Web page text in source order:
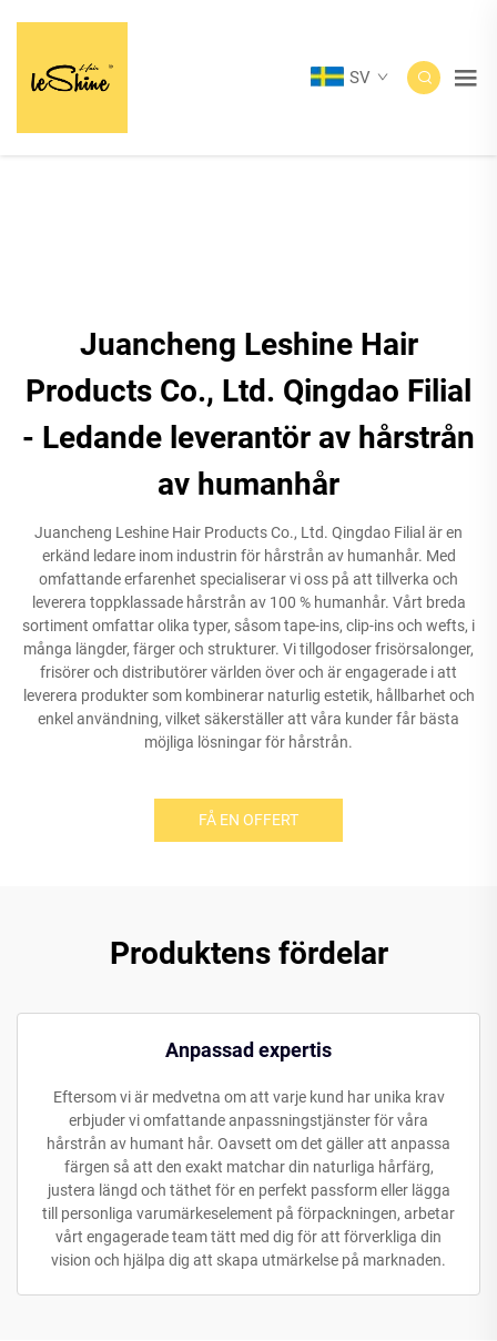
SV
Juancheng Leshine Hair
Products Co., Ltd. Qingdao Filial
- Ledande leverantör av hårstrån
av humanhår
Juancheng Leshine Hair Products Co., Ltd. Qingdao Filial är en
erkänd ledare inom industrin för hårstrån av humanhår. Med
omfattande erfarenhet specialiserar vi oss på att tillverka och
leverera toppklassade hårstrån av 100 % humanhår. Vårt breda
sortiment omfattar olika typer, såsom tape-ins, clip-ins och wefts, i
många längder, färger och strukturer. Vi tillgodoser frisörsalonger,
frisörer och distributörer världen över och är engagerade i att
leverera produkter som kombinerar naturlig estetik, hållbarhet och
enkel användning, vilket säkerställer att våra kunder får bästa
möjliga lösningar för hårstrån.
FÅ EN OFFERT
Produktens fördelar
Anpassad expertis
Eftersom vi är medvetna om att varje kund har unika krav
erbjuder vi omfattande anpassningstjänster för våra
hårstrån av humant hår. Oavsett om det gäller att anpassa
färgen så att den exakt matchar din naturliga hårfärg,
justera längd och täthet för en perfekt passform eller lägga
till personliga varumärkeselement på förpackningen, arbetar
vårt engagerade team tätt med dig för att förverkliga din
vision och hjälpa dig att skapa utmärkelse på marknaden.